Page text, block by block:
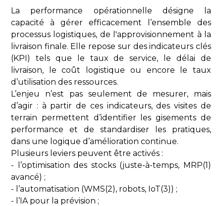
La performance opérationnelle désigne la
capacité à gérer efficacement l’ensemble des
processus logistiques, de l'approvisionnement à la
livraison finale. Elle repose sur des indicateurs clés
(KPI) tels que le taux de service, le délai de
livraison, le coût logistique ou encore le taux
d’utilisation des ressources.
L’enjeu n’est pas seulement de mesurer, mais
d’agir : à partir de ces indicateurs, des visites de
terrain permettent d’identifier les gisements de
performance et de standardiser les pratiques,
dans une logique d’amélioration continue.
Plusieurs leviers peuvent être activés :
- l’optimisation des stocks (juste-à-temps, MRP(1)
avancé) ;
- l’automatisation (WMS(2), robots, IoT(3)) ;
- l’IA pour la prévision ;